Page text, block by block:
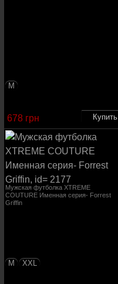
M
678 грн
Мужская футболка XTREME
COUTURE Именная серия- Forrest
Griffin
M XXL